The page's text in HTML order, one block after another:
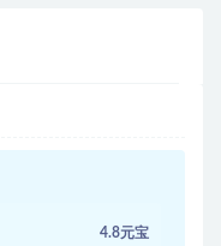
4.8元宝